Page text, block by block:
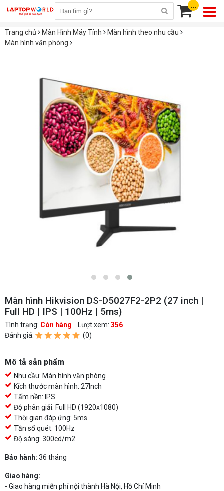
...
Trang chủ Màn Hình Máy Tính
Màn hình theo nhu cầu
Màn hình văn phòng
Màn hình Hikvision DS-D5027F2-2P2 (27 inch |
Full HD | IPS | 100Hz | 5ms)
Tình trạng: Còn hàng Lượt xem: 356
Đánh giá:
(0)
Mô tả sản phẩm
Nhu cầu: Màn hình văn phòng
Kích thước màn hình: 27Inch
Tấm nền: IPS
Độ phân giải: Full HD (1920x1080)
Thời gian đáp ứng: 5ms
Tần số quét: 100Hz
Độ sáng: 300cd/m2
Bảo hành: 36 tháng
Giao hàng:
- Giao hàng miễn phí nội thành Hà Nội, Hồ Chí Minh